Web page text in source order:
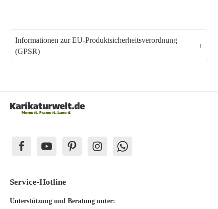
Informationen zur EU-Produktsicherheitsverordnung
(GPSR)
Service-Hotline
Unterstützung und Beratung unter: